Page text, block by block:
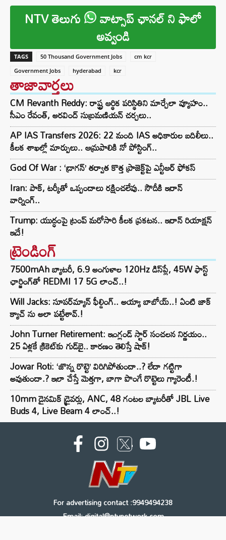
NTV తెలుగు వాట్సాప్ ఛానల్ ని ఫాలో
అవ్వండి
TAGS 50 Thousand Government Jobs
cm kcr
Government Jobs
hyderabad kcr
తాజావార్తలు
CM Revanth Reddy: రాష్ట్ర ఆర్థిక పరిస్థితిని మార్చేలా వ్యూహం..
సీఎం రేవంత్, అరవింద్ సుబ్రమణియన్ చర్చలు..
AP IAS Transfers 2026: 22 మంది IAS అధికారుల బదిలీలు..
కీలక శాఖల్లో మార్పులు.. ఆమ్రపాలికి నో పోస్టింగ్..
God Of War : ‘డ్రాగన్’ తర్వాత కొత్త ప్రాజెక్ట్‌పై ఎన్టీఆర్ ఫోకస్
Iran: పాక్, టర్కీతో ఒప్పందాలు రక్షించలేవు.. సౌదీకి ఇరాన్
వార్నింగ్..
Trump: యుద్ధంపై ట్రంప్ మరోసారి కీలక ప్రకటన.. ఇరాన్‌ రియాక్షన్
ఇదే!
ట్రెండింగ్‌
7500mAh బ్యాటరీ, 6.9 అంగుళాల 120Hz డిస్‌ప్లే, 45W ఫాస్ట్
ఛార్జింగ్‌తో REDMI 17 5G లాంచ్..!
Will Jacks: సూపర్‌మ్యాన్ ఫీల్డింగ్.. అయ్యా బాబోయ్..! ఏంటి జాక్
క్యాచ్ ను అలా పట్టేశావ్.!
John Turner Retirement: ఇంగ్లండ్ స్టార్ సంచలన నిర్ణయం..
25 ఏళ్లకే క్రికెట్‌కు గుడ్‌బై.. కారణం తెలిస్తే షాక్!
Jowar Roti: ‘జొన్న రొట్టె’ విరిగిపోతుందా..? లేదా గట్టిగా
అవుతుందా.? ఇలా చేస్తే మెత్తగా, బాగా పొంగే రొట్టెలు గ్యారెంటీ.!
10mm డైనమిక్ డ్రైవర్లు, ANC, 48 గంటల బ్యాటరీతో JBL Live
Buds 4, Live Beam 4 లాంచ్..!
For advertising contact :9949494238
Email: digital@ntvnetwork.com